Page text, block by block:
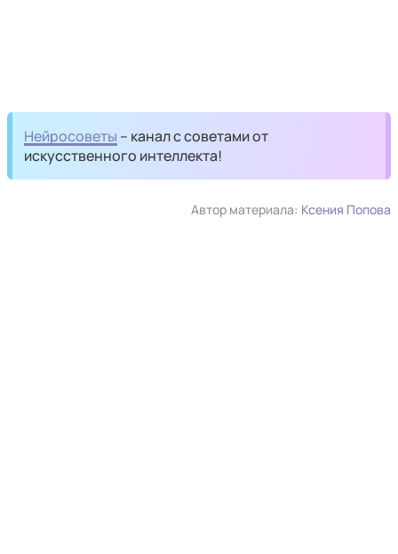
Нейросоветы – канал с советами от
искусственного интеллекта!
Автор материала: Ксения Попова